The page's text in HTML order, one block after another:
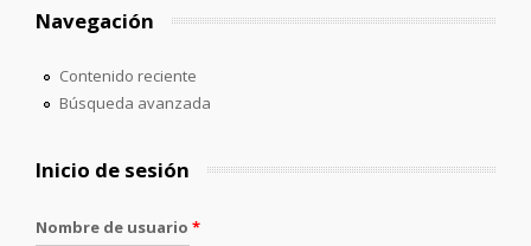
Navegación
Contenido reciente
Búsqueda avanzada
Inicio de sesión
Nombre de usuario *